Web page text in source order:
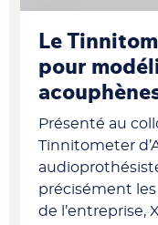
Le
pour
Présenté au
Tinnitometer
précisément
de l’entreprise,